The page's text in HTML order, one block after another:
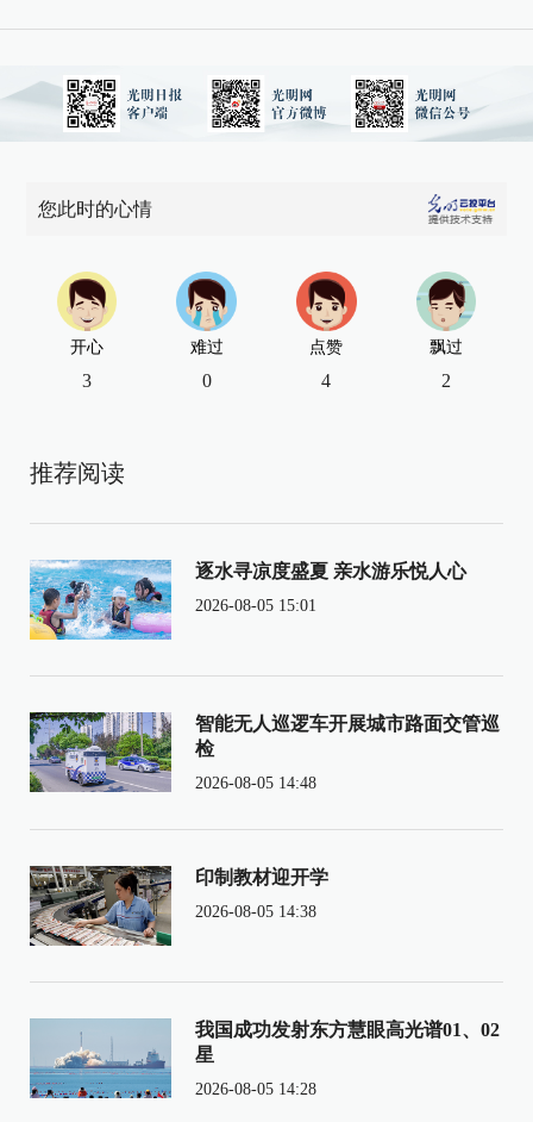
您此时的心情
开心
3
难过
0
点赞
4
飘过
2
推荐阅读
逐水寻凉度盛夏 亲水游乐悦人心
2026-08-05 15:01
智能无人巡逻车开展城市路面交管巡
检
2026-08-05 14:48
印制教材迎开学
2026-08-05 14:38
我国成功发射东方慧眼高光谱01、02
星
2026-08-05 14:28